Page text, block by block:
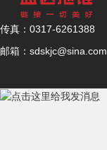
传真：0317-6261388
邮箱：sdskjc@sina.com